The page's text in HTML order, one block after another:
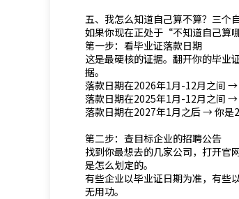
五、我怎么知道自己算不算？三个
如果你现在正处于“不知道自己算
第一步：看毕业证落款日期
这是最硬核的证据。翻开你的毕业
据。
落款日期在2026年1月-12月之间
落款日期在2025年1月-12月之间
落款日期在2027年1月之后 → 你是
第二步：查目标企业的招聘公告
找到你最想去的几家公司，打开
是怎么划定的。
有些企业以毕业证日期为准，有些
无用功。